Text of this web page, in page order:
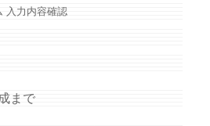
入力内容確認
まで